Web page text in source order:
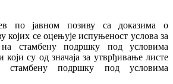
по јавном позиву са доказима о
којих се оцењује испуњеност услова за
на стамбену подршку под условима
су од значаја за утврђивање листе
стамбену подршку под условима